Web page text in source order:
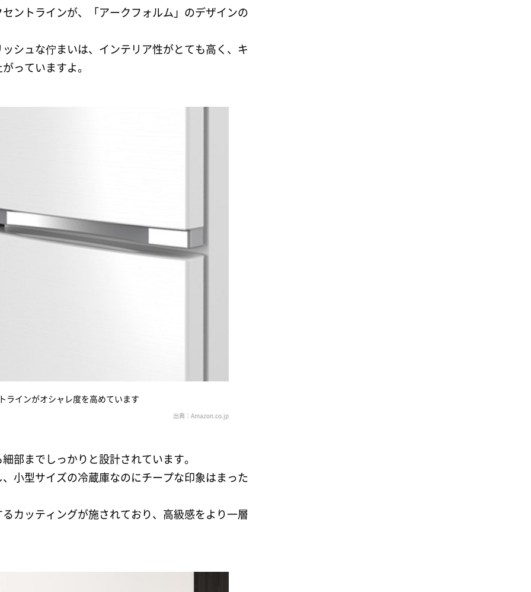
ントラインが、「アークフォルム」のデザインの
シュな佇まいは、インテリア性がとても高く、キ
っていますよ。
ラインがオシャレ度を高めています
部までしっかりと設計されています。
小型サイズの冷蔵庫なのにチープな印象はまった
カッティングが施されており、高級感をより一層